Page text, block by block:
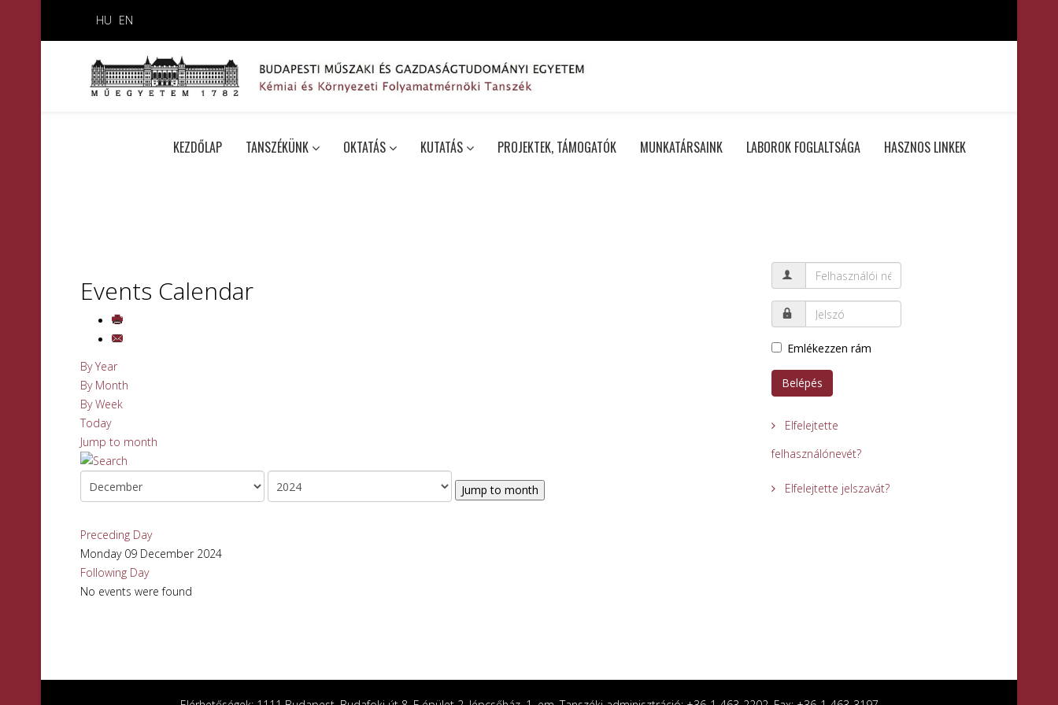
HU EN
KEZDŐLAP TANSZÉKÜNK OKTATÁS KUTATÁS PROJEKTEK, TÁMOGATÓK MUNKATÁRSAINK LABOROK FOGLALTSÁGA HASZNOS LINKEK
Events Calendar
By Year
By Month
By Week
Today
Jump to month
Jump to month
Preceding Day
Monday 09 December 2024
Following Day
No events were found
Emlékezzen rám
Belépés
Elfelejtette
felhasználónevét?
Elfelejtette jelszavát?